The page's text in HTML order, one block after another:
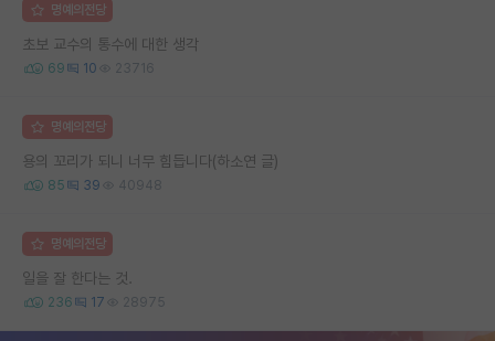
명예의전당
초보 교수의 통수에 대한 생각
69 10 23716
명예의전당
용의 꼬리가 되니 너무 힘듭니다(하소연 글)
85 39 40948
명예의전당
일을 잘 한다는 것.
236 17 28975